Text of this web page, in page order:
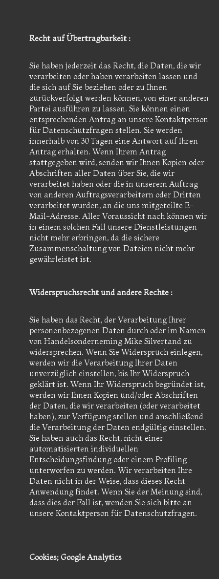
Recht auf Übertragbarkeit :
Sie haben jederzeit das Recht, die Daten, die wir
verarbeiten oder haben verarbeiten lassen und
die sich auf Sie beziehen oder zu Ihnen
zurückverfolgt werden können, von einer anderen
Partei ausführen zu lassen. Sie können einen
entsprechenden Antrag an unsere Kontaktperson
für Datenschutzfragen stellen. Sie werden
innerhalb von 30 Tagen eine Antwort auf Ihren
Antrag erhalten. Wenn Ihrem Antrag
stattgegeben wird, senden wir Ihnen Kopien oder
Abschriften aller Daten über Sie, die wir
verarbeitet haben oder die in unserem Auftrag
von anderen Auftragsverarbeitern oder Dritten
verarbeitet wurden, an die uns mitgeteilte E-
Mail-Adresse. Aller Voraussicht nach können wir
in einem solchen Fall unsere Dienstleistungen
nicht mehr erbringen, da die sichere
Zusammenschaltung von Dateien nicht mehr
gewährleistet ist.
Widerspruchsrecht und andere Rechte :
Sie haben das Recht, der Verarbeitung Ihrer
personenbezogenen Daten durch oder im Namen
von Handelsonderneming Mike Silvertand zu
widersprechen. Wenn Sie Widerspruch einlegen,
werden wir die Verarbeitung Ihrer Daten
unverzüglich einstellen, bis Ihr Widerspruch
geklärt ist. Wenn Ihr Widerspruch begründet ist,
werden wir Ihnen Kopien und/oder Abschriften
der Daten, die wir verarbeiten (oder verarbeitet
haben), zur Verfügung stellen und anschließend
die Verarbeitung der Daten endgültig einstellen.
Sie haben auch das Recht, nicht einer
automatisierten individuellen
Entscheidungsfindung oder einem Profiling
unterworfen zu werden. Wir verarbeiten Ihre
Daten nicht in der Weise, dass dieses Recht
Anwendung findet. Wenn Sie der Meinung sind,
dass dies der Fall ist, wenden Sie sich bitte an
unsere Kontaktperson für Datenschutzfragen.
Cookies; Google Analytics